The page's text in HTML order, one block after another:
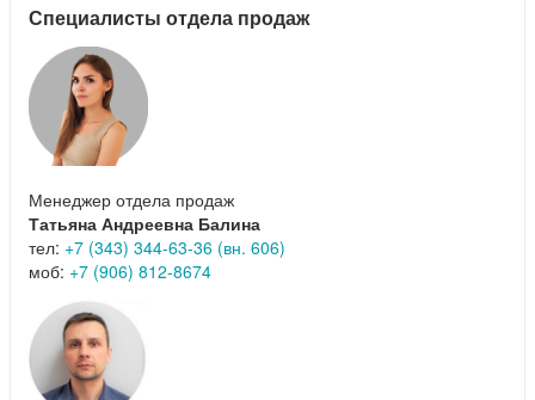
Специалисты отдела продаж
Менеджер отдела продаж
Татьяна Андреевна Балина
тел: +7 (343) 344-63-36 (вн. 606)
моб: +7 (906) 812-8674